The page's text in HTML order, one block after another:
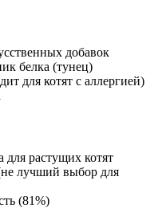
добавок
белка (тунец)
для котят с аллергией)
для растущих котят
лучший выбор для
(81%)